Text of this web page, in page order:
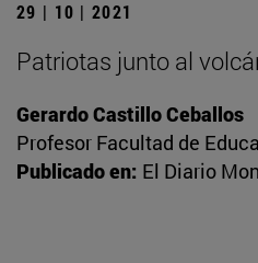
29 | 10 | 2021
Patriotas junto al
Gerardo Castillo Ceballos
Profesor Facultad de
Publicado en: El Diario